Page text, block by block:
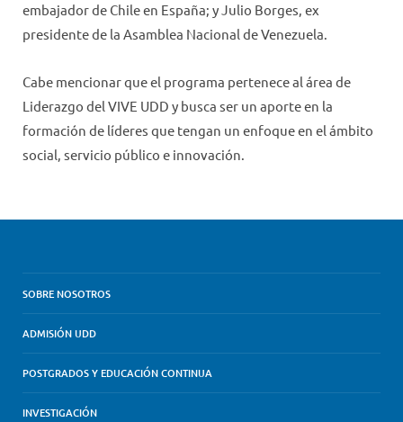
embajador de Chile en España; y Julio Borges, ex
presidente de la Asamblea Nacional de Venezuela.
Cabe mencionar que el programa pertenece al área de
Liderazgo del VIVE UDD y busca ser un aporte en la
formación de líderes que tengan un enfoque en el ámbito
social, servicio público e innovación.
SOBRE NOSOTROS
ADMISIÓN UDD
POSTGRADOS Y EDUCACIÓN CONTINUA
INVESTIGACIÓN